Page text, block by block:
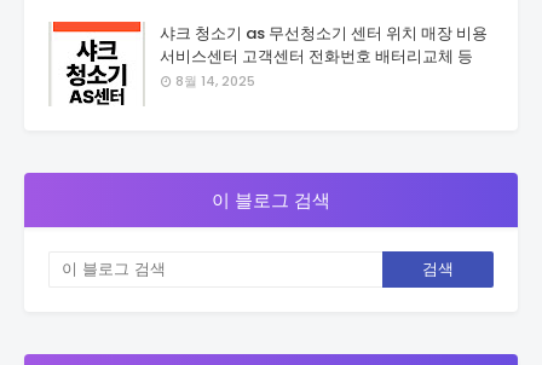
샤크 청소기 as 무선청소기 센터 위치 매장 비용
서비스센터 고객센터 전화번호 배터리교체 등
8월 14, 2025
이 블로그 검색